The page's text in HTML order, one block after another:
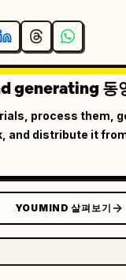
generating 동
process them,
and distribute it
YOUMIND 살펴보기